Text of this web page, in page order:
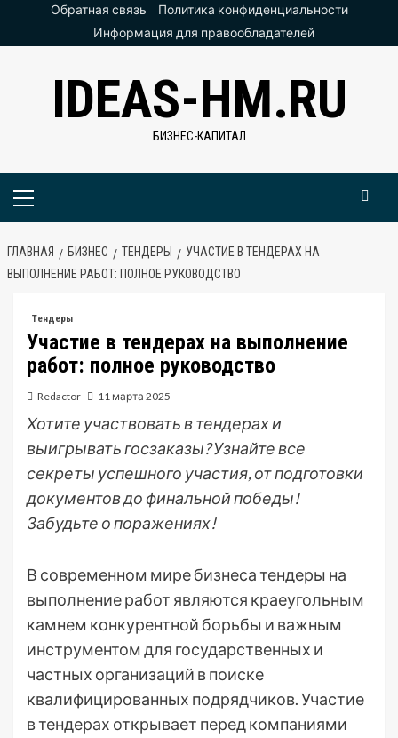
ПерейтиОбратная связь
Политика конфиденциальности
Информация для правообладателей
IDEAS-HM.RU
БИЗНЕС-КАПИТАЛ
Основное
ГЛАВНАЯ БИЗНЕС ТЕНДЕРЫ
УЧАСТИЕ В ТЕНДЕРАХ НА
ВЫПОЛНЕНИЕ РАБОТ: ПОЛНОЕ РУКОВОДСТВО
Тендеры
Участие в тендерах на выполнение
работ: полное руководство
Redactor 11 марта 2025
Хотите участвовать в тендерах и
выигрывать госзаказы? Узнайте все
секреты успешного участия, от подготовки
документов до финальной победы!
Забудьте о поражениях!
В современном мире бизнеса тендеры на
выполнение работ являются краеугольным
камнем конкурентной борьбы и важным
инструментом для государственных и
частных организаций в поиске
квалифицированных подрядчиков. Участие
в тендерах открывает перед компаниями